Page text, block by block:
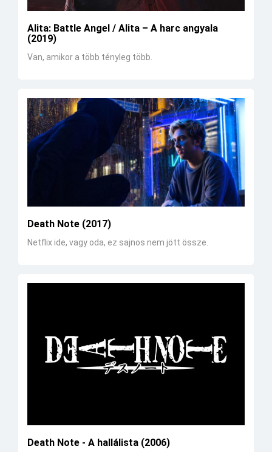
Alita: Battle Angel / Alita – A harc angyala
(2019)
Van, amikor a több tényleg több.
Death Note (2017)
Netflix ide, vagy oda, ez sajnos nem jött össze.
Death Note - A hallálista (2006)